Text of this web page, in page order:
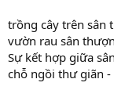
trồng cây trên sân
vườn rau sân
Sự kết hợp giữa
chỗ ngồi thư giãn